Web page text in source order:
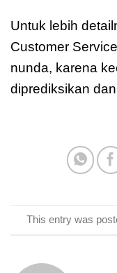
Untuk lebih
Customer
nunda, karena
diprediksikan
This entry was